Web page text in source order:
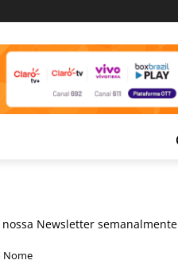
nossa Newsletter semanalmente
Nome